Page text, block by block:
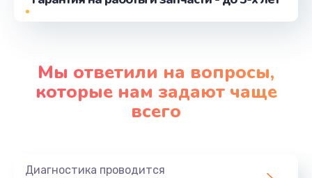
Замена лотка SIM
от 790 руб.
Заказать
от 450 руб.
Мы ответили на вопросы,
которые нам задают чаще
всего
Диагностика проводится